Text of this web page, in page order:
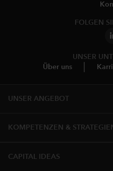
FOLGEN
UNSER
Über uns
UNSER ANGEBOT
KOMPETENZEN &
CAPITAL IDEAS